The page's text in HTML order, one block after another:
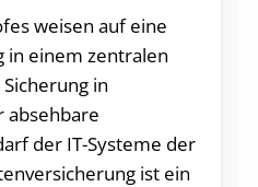
weisen auf eine
in einem zentralen
in
absehbare
der IT-Systeme der
ist ein